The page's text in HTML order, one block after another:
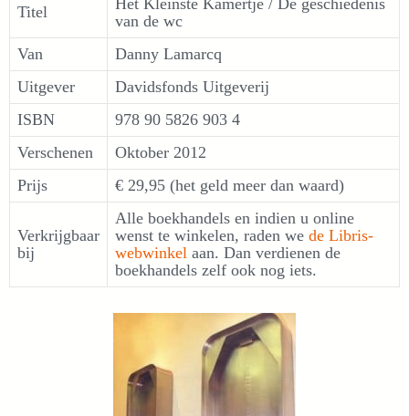
Titel
Het Kleinste Kamertje / De geschiedenis
van de wc
Van
Danny Lamarcq
Uitgever
Davidsfonds Uitgeverij
ISBN
978 90 5826 903 4
Verschenen
Oktober 2012
Prijs
€ 29,95 (het geld meer dan waard)
Verkrijgbaar
bij
Alle boekhandels en indien u online
wenst te winkelen, raden we de Libris-
webwinkel aan. Dan verdienen de
boekhandels zelf ook nog iets.